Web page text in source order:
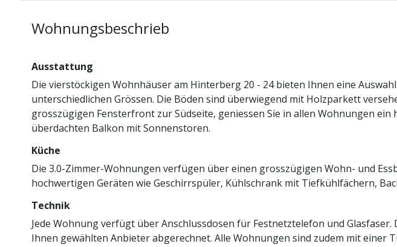
Wohnungsbeschrieb
Ausstattung
Die vierstöckigen Wohnhäuser am Hinterberg 20 - 24 bieten Ihnen eine
unterschiedlichen Grössen. Die Böden sind überwiegend mit Holzparkett
grosszügigen Fensterfront zur Südseite, geniessen Sie in allen Wohnungen
überdachten Balkon mit Sonnenstoren.
Küche
Die 3.0-Zimmer-Wohnungen verfügen über einen grosszügigen Wohn- und
hochwertigen Geräten wie Geschirrspüler, Kühlschrank mit Tiefkühlfächern,
Technik
Jede Wohnung verfügt über Anschlussdosen für Festnetztelefon und
Ihnen gewählten Anbieter abgerechnet. Alle Wohnungen sind zudem mit einer